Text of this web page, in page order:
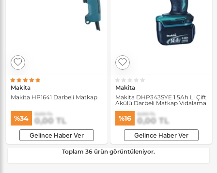
Makita
Makita HP1641 Darbeli Matkap
%34 0,00 TL
0,00 TL
Gelince Haber Ver
Makita
Makita DHP343SYE 1.5Ah Li Çift
Akülü Darbeli Matkap Vidalama
%16 0,00 TL
0,00 TL
Gelince Haber Ver
Toplam 36 ürün görüntüleniyor.